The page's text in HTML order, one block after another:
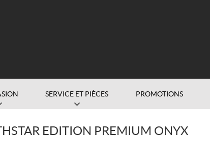
SERVICE ET PIÈCES PROMOTIONS
EDITION PREMIUM ONYX